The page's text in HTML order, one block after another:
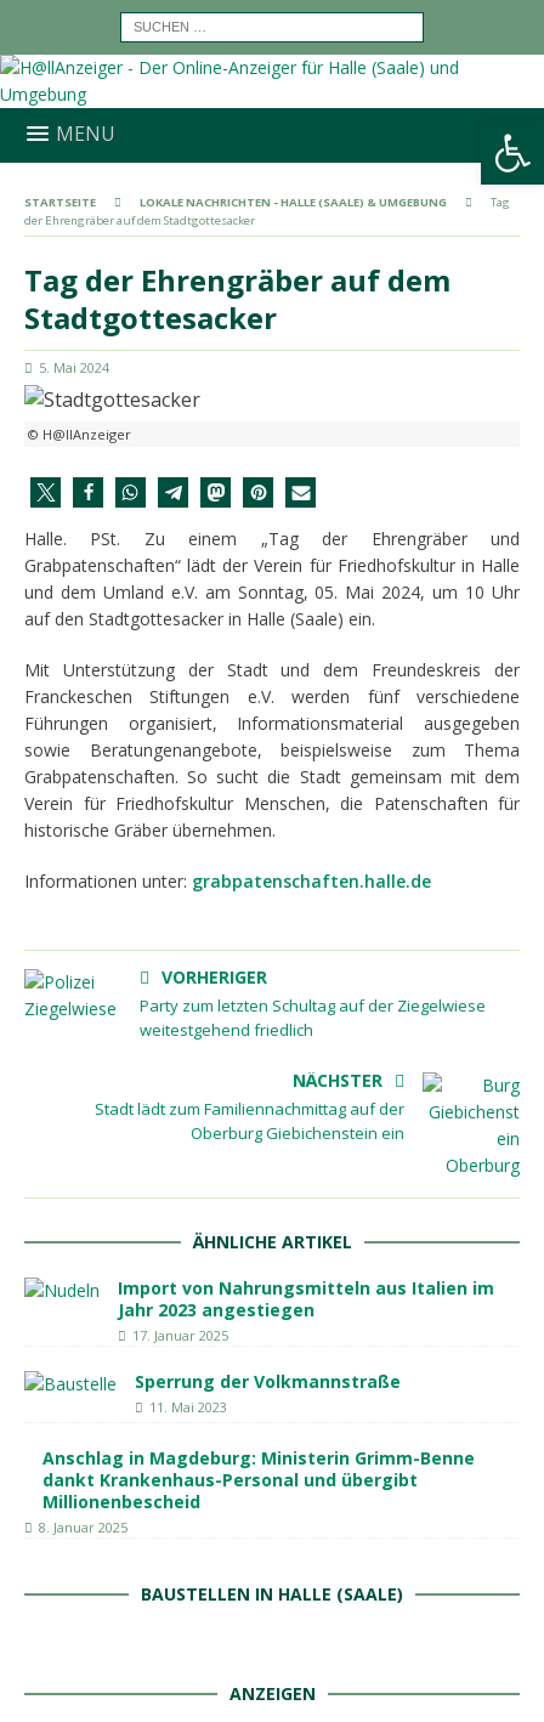
Werkzeugleiste öffnen
MENU
STARTSEITE LOKALE NACHRICHTEN - HALLE (SAALE) & UMGEBUNG
Tag
der Ehrengräber auf dem Stadtgottesacker
Tag der Ehrengräber auf dem
Stadtgottesacker
5. Mai 2024
© H@llAnzeiger
Halle. PSt. Zu einem „Tag der Ehrengräber und
Grabpatenschaften“ lädt der Verein für Friedhofskultur in Halle
und dem Umland e.V. am Sonntag, 05. Mai 2024, um 10 Uhr
auf den Stadtgottesacker in Halle (Saale) ein.
Mit Unterstützung der Stadt und dem Freundeskreis der
Franckeschen Stiftungen e.V. werden fünf verschiedene
Führungen organisiert, Informationsmaterial ausgegeben
sowie Beratungenangebote, beispielsweise zum Thema
Grabpatenschaften. So sucht die Stadt gemeinsam mit dem
Verein für Friedhofskultur Menschen, die Patenschaften für
historische Gräber übernehmen.
Informationen unter: grabpatenschaften.halle.de
VORHERIGER
Party zum letzten Schultag auf der Ziegelwiese
weitestgehend friedlich
NÄCHSTER
Stadt lädt zum Familiennachmittag auf der
Oberburg Giebichenstein ein
ÄHNLICHE ARTIKEL
Import von Nahrungsmitteln aus Italien im
Jahr 2023 angestiegen
17. Januar 2025
Sperrung der Volkmannstraße
11. Mai 2023
Anschlag in Magdeburg: Ministerin Grimm-Benne
dankt Krankenhaus-Personal und übergibt
Millionenbescheid
8. Januar 2025
BAUSTELLEN IN HALLE (SAALE)
ANZEIGEN